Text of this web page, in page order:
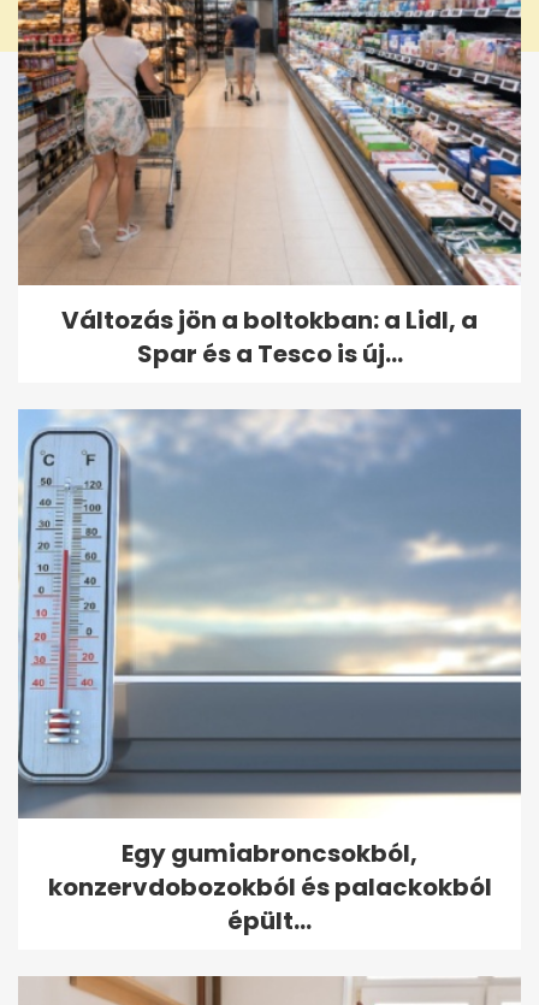
Változás jön a boltokban: a Lidl, a
Spar és a Tesco is új...
Egy gumiabroncsokból,
konzervdobozokból és palackokból
épült...